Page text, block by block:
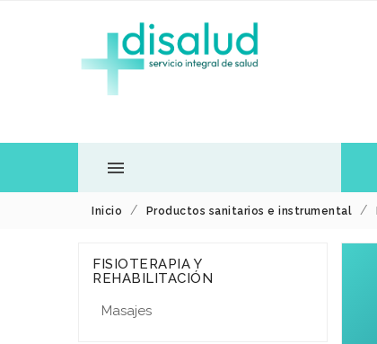

TODOS LOS
DEPARTAMENTOS
Inicio Productos sanitarios e instrumental
FISIOTERAPIA Y
REHABILITACIÓN
Masajes